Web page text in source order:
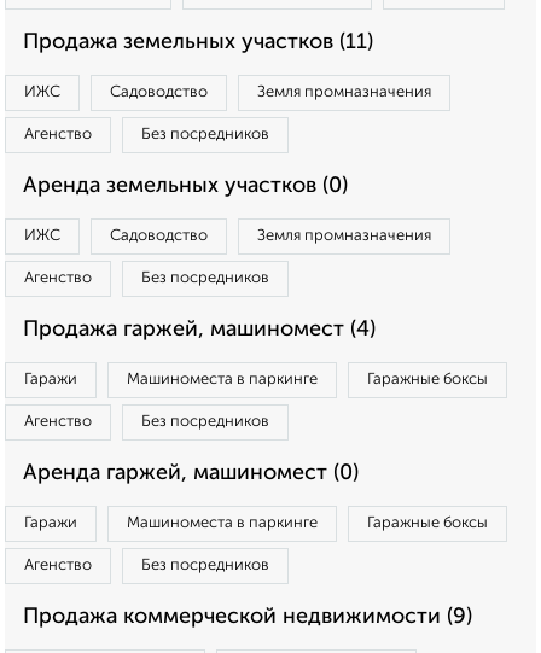
Продажа земельных участков (11)
ИЖС Садоводство Земля промназначения
Агенство Без посредников
Аренда земельных участков (0)
ИЖС Садоводство Земля промназначения
Агенство Без посредников
Продажа гаржей, машиномест (4)
Гаражи Машиноместа в паркинге Гаражные боксы
Агенство Без посредников
Аренда гаржей, машиномест (0)
Гаражи Машиноместа в паркинге Гаражные боксы
Агенство Без посредников
Продажа коммерческой недвижимости (9)